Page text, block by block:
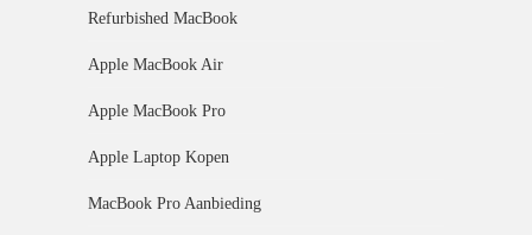
Refurbished MacBook
Apple MacBook Air
Apple MacBook Pro
Apple Laptop Kopen
MacBook Pro Aanbieding